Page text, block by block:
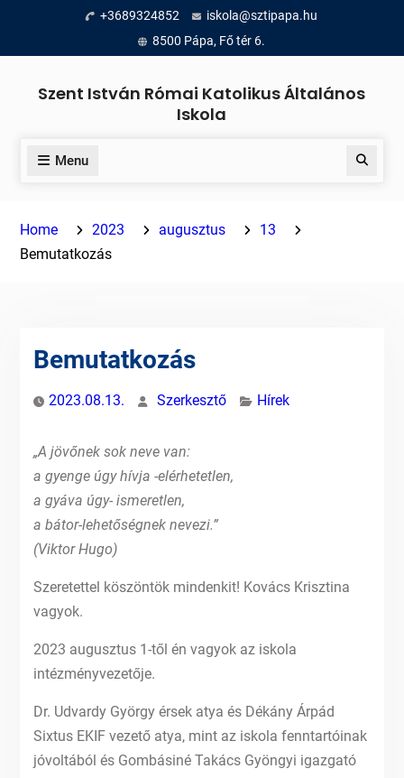
content
+3689324852
iskola@sztipapa.hu
8500 Pápa, Fő tér 6.
Szent István Római Katolikus Általános
Iskola
Menu Search
Home 2023 augusztus
13
Bemutatkozás
Bemutatkozás
2023.08.13. Szerkesztő Hírek
„A jövőnek sok neve van:
a gyenge úgy hívja -elérhetetlen,
a gyáva úgy- ismeretlen,
a bátor-lehetőségnek nevezi.”
(Viktor Hugo)
Szeretettel köszöntök mindenkit! Kovács Krisztina
vagyok.
2023 augusztus 1-től én vagyok az iskola
intézményvezetője.
Dr. Udvardy György érsek atya és Dékány Árpád
Sixtus EKIF vezető atya, mint az iskola fenntartóinak
jóvoltából és Gombásiné Takács Gyöngyi igazgató